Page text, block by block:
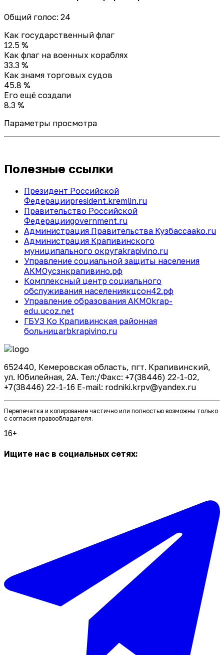
Общий голос: 24
Как государственный флаг
12.5 %
Как флаг на военных кораблях
33.3 %
Как знамя торговых судов
45.8 %
Его ещё создали
8.3 %
Параметры просмотра
Полезные ссылки
Президент Российской
Федерацииpresident.kremlin.ru
Правительство Российской
Федерацииgovernment.ru
Администрация Правительства Кузбассаako.ru
Администрация Крапивинского
муниципального округаkrapivino.ru
Управление социальной защиты населения
АКМОусзнкрапивино.рф
Комплексный центр социального
обслуживания населениякцсон42.рф
Управление образования АКМОkrap-
edu.ucoz.net
ГБУЗ Ко Крапивинская районная
больницаrbkrapivino.ru
652440, Кемеровская область, пгт. Крапивинский,
ул. Юбилейная, 2А. Тел:/Факс: +7(38446) 22-1-02,
+7(38446) 22-1-16 E-mail: rodniki.krpv@yandex.ru
Перепечатка и копирование частично или полностью возможны только
с согласия правообладателя.
16+
Ищите нас в социальных сетях: